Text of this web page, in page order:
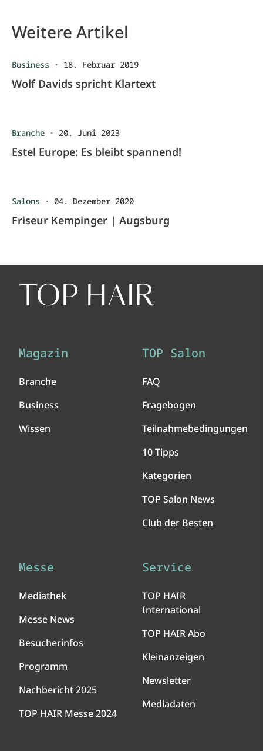
Weitere Artikel
Business · 18. Februar 2019
Wolf Davids spricht Klartext
Branche · 20. Juni 2023
Estel Europe: Es bleibt spannend!
Salons · 04. Dezember 2020
Friseur Kempinger | Augsburg
Magazin
Branche
Business
Wissen
TOP Salon
FAQ
Fragebogen
Teilnahmebedingungen
10 Tipps
Kategorien
TOP Salon News
Club der Besten
Messe
Mediathek
Messe News
Besucherinfos
Programm
Nachbericht 2025
TOP HAIR Messe 2024
Service
TOP HAIR
International
TOP HAIR Abo
Kleinanzeigen
Newsletter
Mediadaten